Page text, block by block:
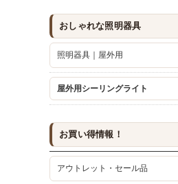
おしゃれな照明器具
照明器具｜屋外用
屋外用シーリングライト
お買い得情報！
アウトレット・セール品